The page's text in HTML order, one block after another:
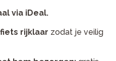
via iDeal.
rijklaar zodat je veilig